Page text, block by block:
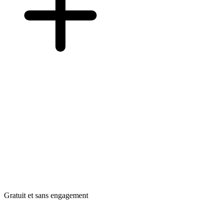
Gratuit et sans engagement